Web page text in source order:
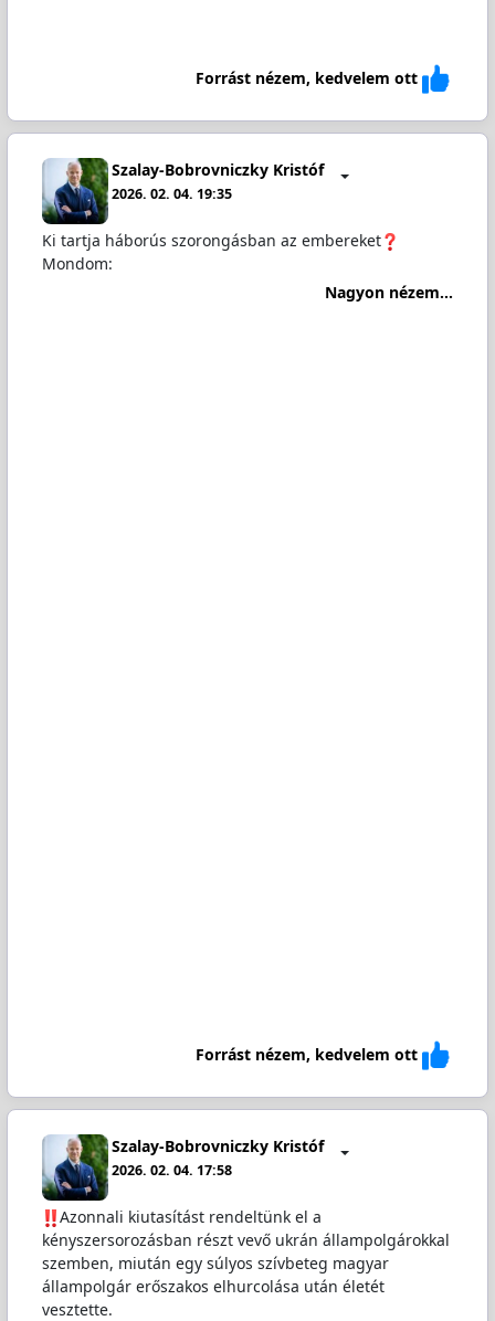
Forrást nézem, kedvelem ott
Szalay-Bobrovniczky Kristóf
2026. 02. 04. 19:35
Ki tartja háborús szorongásban az embereket
Mondom:
Nagyon nézem...
Forrást nézem, kedvelem ott
Szalay-Bobrovniczky Kristóf
2026. 02. 04. 17:58
️Azonnali kiutasítást rendeltünk el a
kényszersorozásban részt vevő ukrán állampolgárokkal
szemben, miután egy súlyos szívbeteg magyar
állampolgár erőszakos elhurcolása után életét
vesztette.